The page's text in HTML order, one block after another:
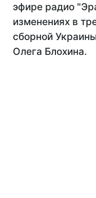
эфире радио
изменениях в
сборной
Олега Блохина.